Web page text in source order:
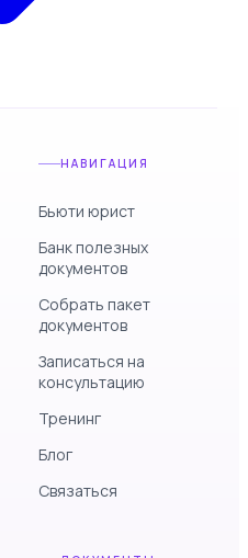
НАВИГАЦИЯ
Бьюти юрист
Банк полезных
документов
Собрать пакет
документов
Записаться на
консультацию
Тренинг
Блог
Связаться